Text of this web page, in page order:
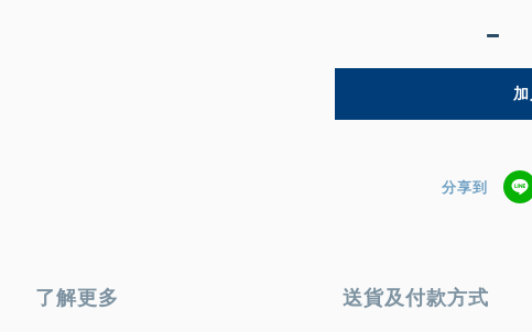
分享到
了解更多 送貨及付款方式